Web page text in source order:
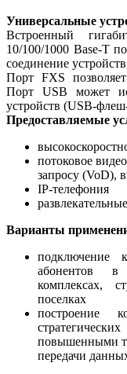
Универсальные
Встроенный
10/100/1000 Base-T
соединение
Порт FXS
Порт USB может
устройств (USB-
Предоставляемые
потоковое
запросу (VoD),
IP-телефония
Варианты
подключение
абонентов
комплексах,
поселках
построение
повышенными
передачи